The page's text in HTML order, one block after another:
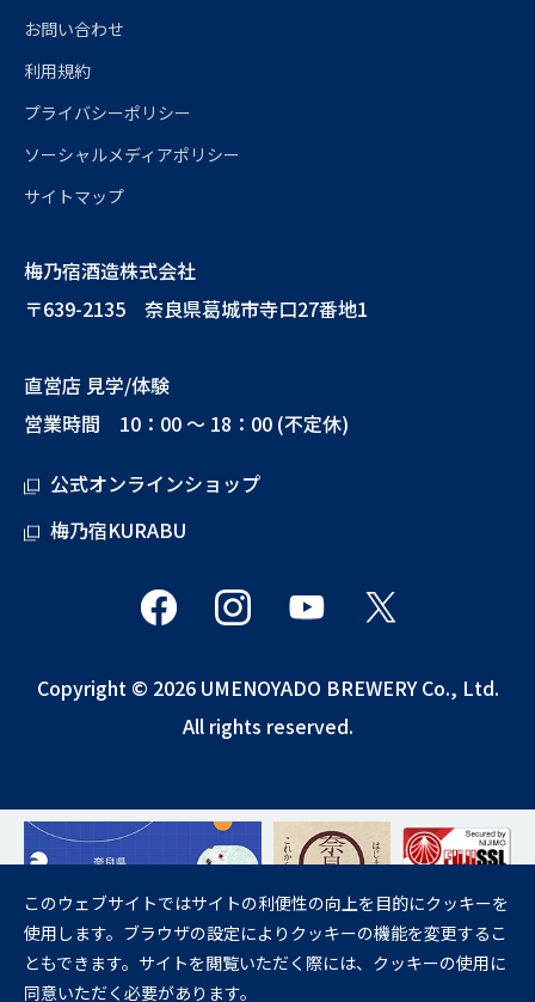
お問い合わせ
利用規約
プライバシーポリシー
ソーシャルメディアポリシー
サイトマップ
梅乃宿酒造株式会社
〒639-2135 奈良県葛城市寺口27番地1
直営店 見学/体験
営業時間 10：00 ～ 18：00 (不定休)
公式オンラインショップ
梅乃宿KURABU
Copyright © 2026 UMENOYADO BREWERY Co., Ltd.
All rights reserved.
飲酒は20歳になってから。
妊娠中や授乳期の飲酒は、胎児・乳児の発育に悪影響を与えるおそれが
あります。
このウェブサイトではサイトの利便性の向上を目的にクッキーを
使用します。ブラウザの設定によりクッキーの機能を変更するこ
ともできます。サイトを閲覧いただく際には、クッキーの使用に
同意いただく必要があります。